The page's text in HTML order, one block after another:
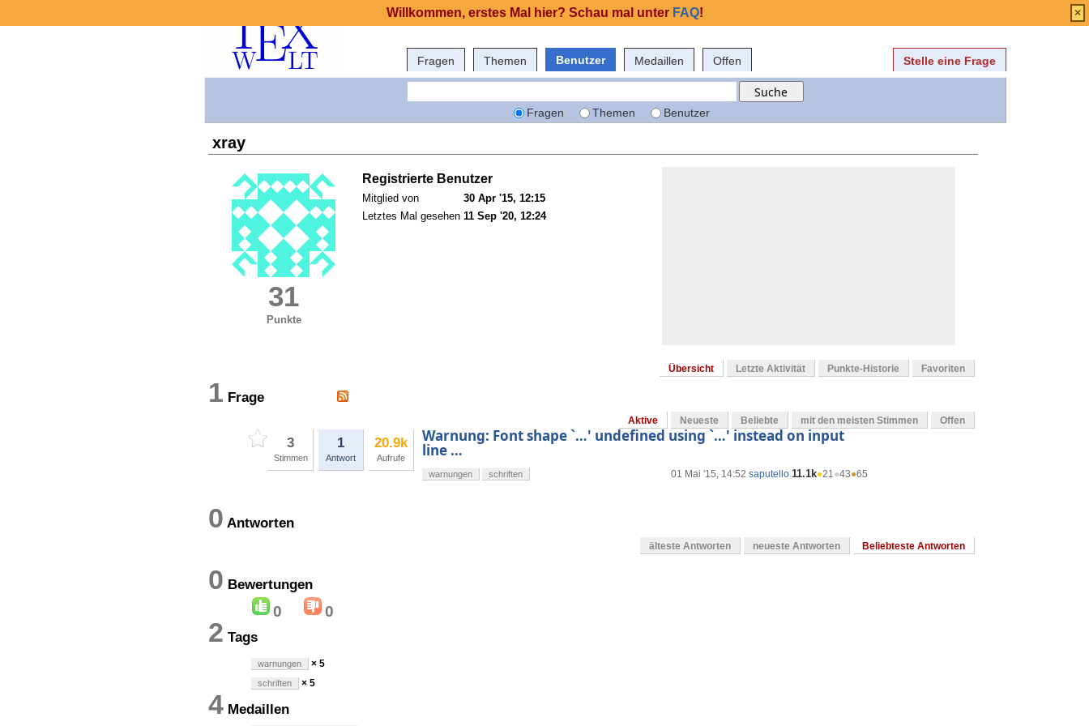
Fragen Themen Benutzer Medaillen Offen Stelle eine Frage
Fragen Themen Benutzer
xray
31
Punkte
Registrierte Benutzer
Mitglied von
30 Apr '15, 12:15
Letztes Mal gesehen 11 Sep '20, 12:24
Übersicht Letzte Aktivität Punkte-Historie Favoriten
1 Frage
Aktive Neueste Beliebte mit den meisten Stimmen Offen
3
Stimmen
1
Antwort
20.9k
Aufrufe
Warnung: Font shape `…' undefined using `…' instead on input
line …
01 Mai '15, 14:52 saputello 11.1k●21●43●65
warnungen schriften
0 Antworten
älteste Antworten neueste Antworten Beliebteste Antworten
0 Bewertungen
0 0
2 Tags
warnungen × 5
schriften × 5
4 Medaillen
Willkommen, erstes Mal hier? Schau mal unter FAQ! ×